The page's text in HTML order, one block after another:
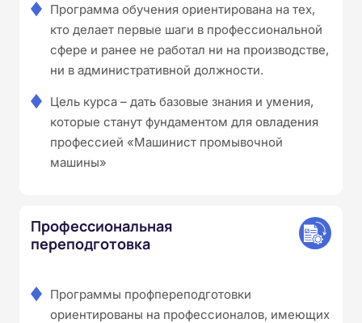
Программа обучения ориентирована на тех,
кто делает первые шаги в профессиональной
сфере и ранее не работал ни на производстве,
ни в административной должности.
Цель курса – дать базовые знания и умения,
которые станут фундаментом для овладения
профессией «Машинист промывочной
машины»
Профессиональная
переподготовка
Программы профпереподготовки
ориентированы на профессионалов, имеющих